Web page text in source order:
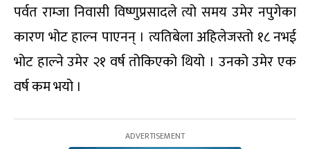
पर्वत राम्जा निवासी विष्णुप्रसादले त्यो समय उमेर नपुगेका
कारण भोट हाल्न पाएनन् । त्यतिबेला अहिलेजस्तो १८ नभई
भोट हाल्ने उमेर २१ वर्ष तोकिएको थियो । उनको उमेर एक
वर्ष कम भयो ।